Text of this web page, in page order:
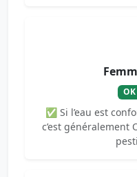
✅ Si l’eau est
c’est généralement